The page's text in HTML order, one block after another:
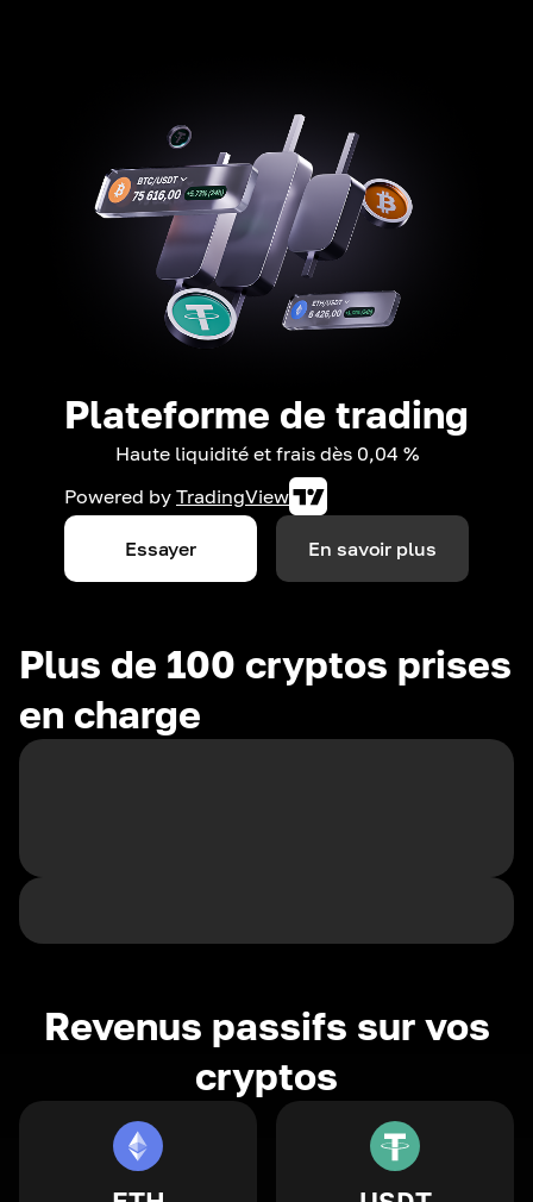
Plateforme de trading
Haute liquidité et frais dès 0,04 %
Powered by TradingView
Essayer En savoir plus
Plus de 100 cryptos prises
en charge
Revenus passifs sur vos
cryptos